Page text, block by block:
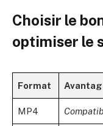
Choisir le
optimiser le
Format
MP4